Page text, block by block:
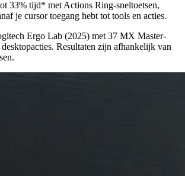
33% tijd* met Actions Ring-sneltoetsen,
je cursor toegang hebt tot tools en acties.
Ergo Lab (2025) met 37 MX Master-
Resultaten zijn afhankelijk van